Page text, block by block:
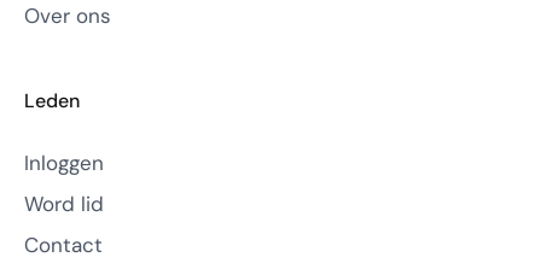
Over ons
Leden
Inloggen
Word lid
Contact